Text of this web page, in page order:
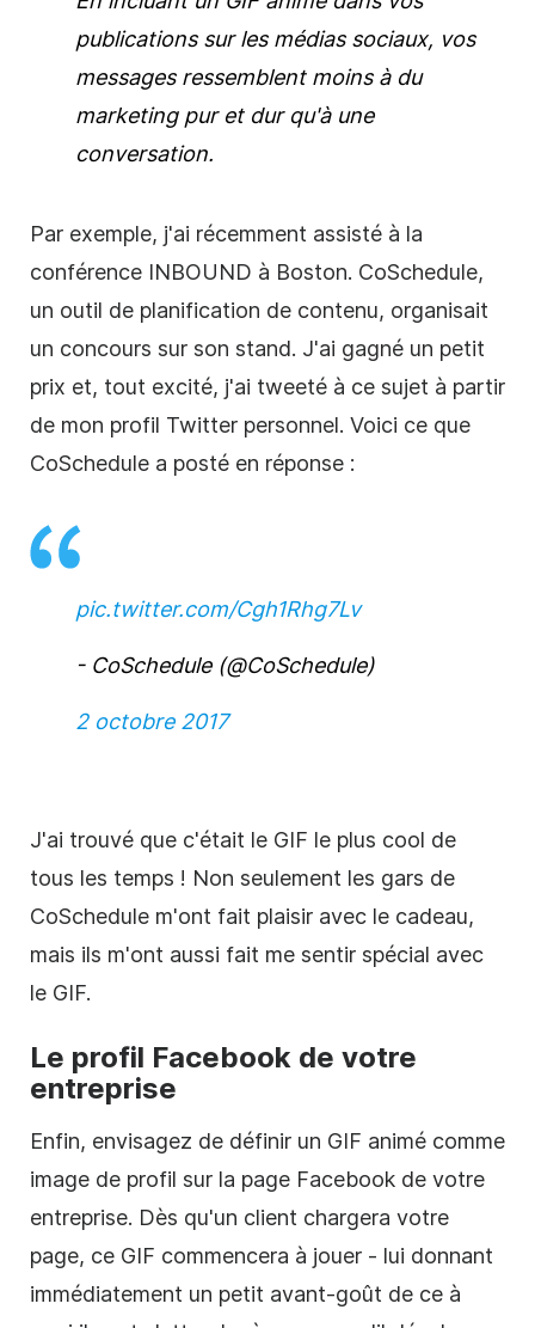
publications sur les médias sociaux, vos
messages ressemblent moins à du
marketing pur et dur qu'à une
conversation.
Par exemple, j'ai récemment assisté à la
conférence INBOUND à Boston. CoSchedule,
un outil de planification de contenu, organisait
un concours sur son stand. J'ai gagné un petit
prix et, tout excité, j'ai tweeté à ce sujet à partir
de mon profil Twitter personnel. Voici ce que
CoSchedule a posté en réponse :
pic.twitter.com/Cgh1Rhg7Lv
- CoSchedule (@CoSchedule)
2 octobre 2017
J'ai trouvé que c'était le GIF le plus cool de
tous les temps ! Non seulement les gars de
CoSchedule m'ont fait plaisir avec le cadeau,
mais ils m'ont aussi fait me sentir spécial avec
le GIF.
Le profil Facebook de votre
entreprise
Enfin, envisagez de définir un GIF animé comme
image de profil sur la page Facebook de votre
entreprise. Dès qu'un client chargera votre
page, ce GIF commencera à jouer - lui donnant
immédiatement un petit avant-goût de ce à